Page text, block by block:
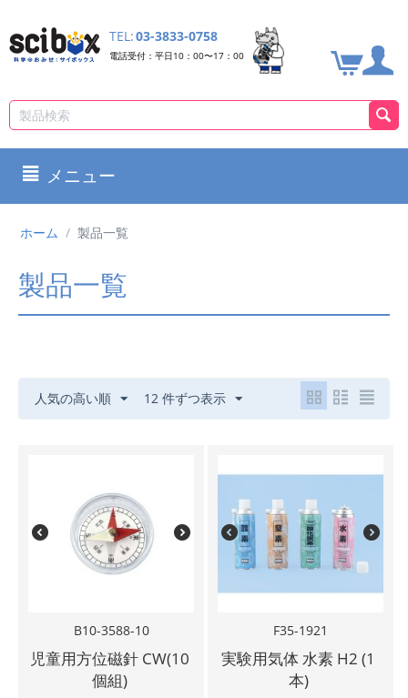
TEL:03-3833-0758
電話受付：平日10：00〜17：00
メニュー
ホーム / 製品一覧
製品一覧
人気の高い順 12 件ずつ表示
B10-3588-10
児童用方位磁針 CW(10
個組)
F35-1921
実験用気体 水素 H2 (1
本)